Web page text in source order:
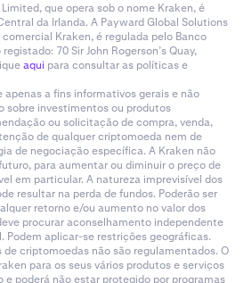
que opera sob o nome Kraken, é
da Irlanda. A Payward Global Solutions
Kraken, é regulada pelo Banco
70 Sir John Rogerson’s Quay,
aqui para consultar as políticas e
a fins informativos gerais e não
investimentos ou produtos
ou solicitação de compra, venda,
de qualquer criptomoeda nem de
de negociação específica. A Kraken não
para aumentar ou diminuir o preço de
em particular. A natureza imprevisível dos
resultar na perda de fundos. Poderão ser
retorno e/ou aumento no valor dos
procurar aconselhamento independente
Podem aplicar-se restrições geográficas.
criptomoedas não são regulamentados. O
para os seus vários produtos e serviços
poderá não estar protegido por programas